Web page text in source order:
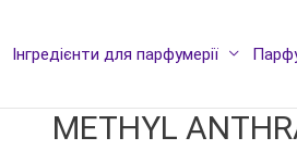
Інгредієнти для парфумерії
METHYL